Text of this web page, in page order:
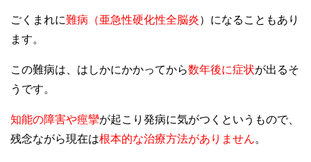
ごくまれに難病（亜急性硬化性全脳炎）になることもあり
ます。
この難病は、はしかにかかってから数年後に症状が出るそ
うです。
知能の障害や痙攣が起こり発病に気がつくというもので、
残念ながら現在は根本的な治療方法がありません。